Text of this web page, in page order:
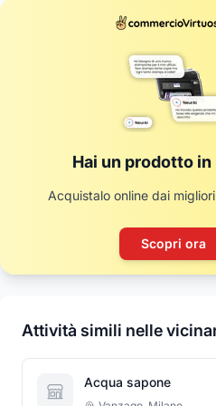
Hai un prodotto in
Acquistalo online dai
Scopri ora
Attività simili nelle
Acqua sapone